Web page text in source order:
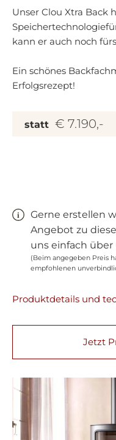
Unser Clou Xtra Back
kann er auch noch
Ein schönes
Erfolgsrezept!
statt € 7.190,-
Gerne erstellen
Angebot zu
uns einfach
(Beim angegeben Preis
empfohlenen
Produktdetails und
Jetzt